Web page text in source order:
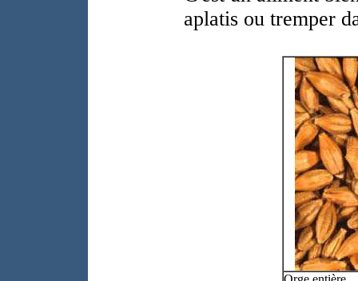
aplatis ou tremper